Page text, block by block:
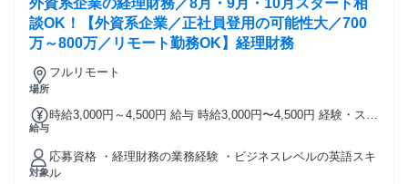
外資系企業の経理財務／8月・9月・10月スタート相
談OK！【外資系企業／正社員登用の可能性大／700
万～800万／リモート勤務OK】経理財務
場所
フルリモート
給与
時給3,000円～4,500円 給与 時給3,000円〜4,500円 経験・スキ
対象
応募資格 ・経理財務の業務経験 ・ビジネスレベルの英語スキ
ル